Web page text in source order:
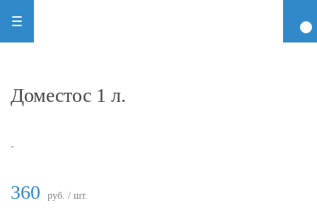
Доместос 1 л.
-
360 руб. / шт.